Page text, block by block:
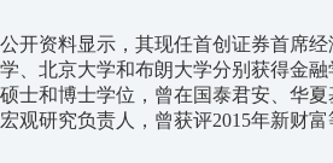
公开资料显示，其现任首创证券首席
学、北京大学和布朗大学分别获得金
硕士和博士学位，曾在国泰君安、华
宏观研究负责人，曾获评2015年新财富